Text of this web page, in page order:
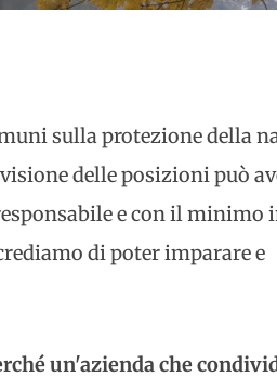
sulla protezione della
delle posizioni può
e con il minimo
di poter imparare e
un'azienda che